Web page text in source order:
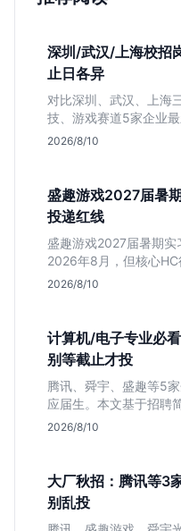
深圳/武汉/上海校招
止日各异
对比深圳、武汉、上海
技、游戏赛道5家企业
司网申截止时间与专业
2026/8/10
盛趣游戏2027届暑
投递红线
盛趣游戏2027届暑期实
2026年8月，但核心HC
游戏大厂“招满即止”的
2026/8/10
计算机/电子专业必
别等截止才投
腾讯、舜宇、盛趣等5
应届生。本文基于招聘
及截止时间，助你快速
2026/8/10
大厂秋招：腾讯等3
别乱投